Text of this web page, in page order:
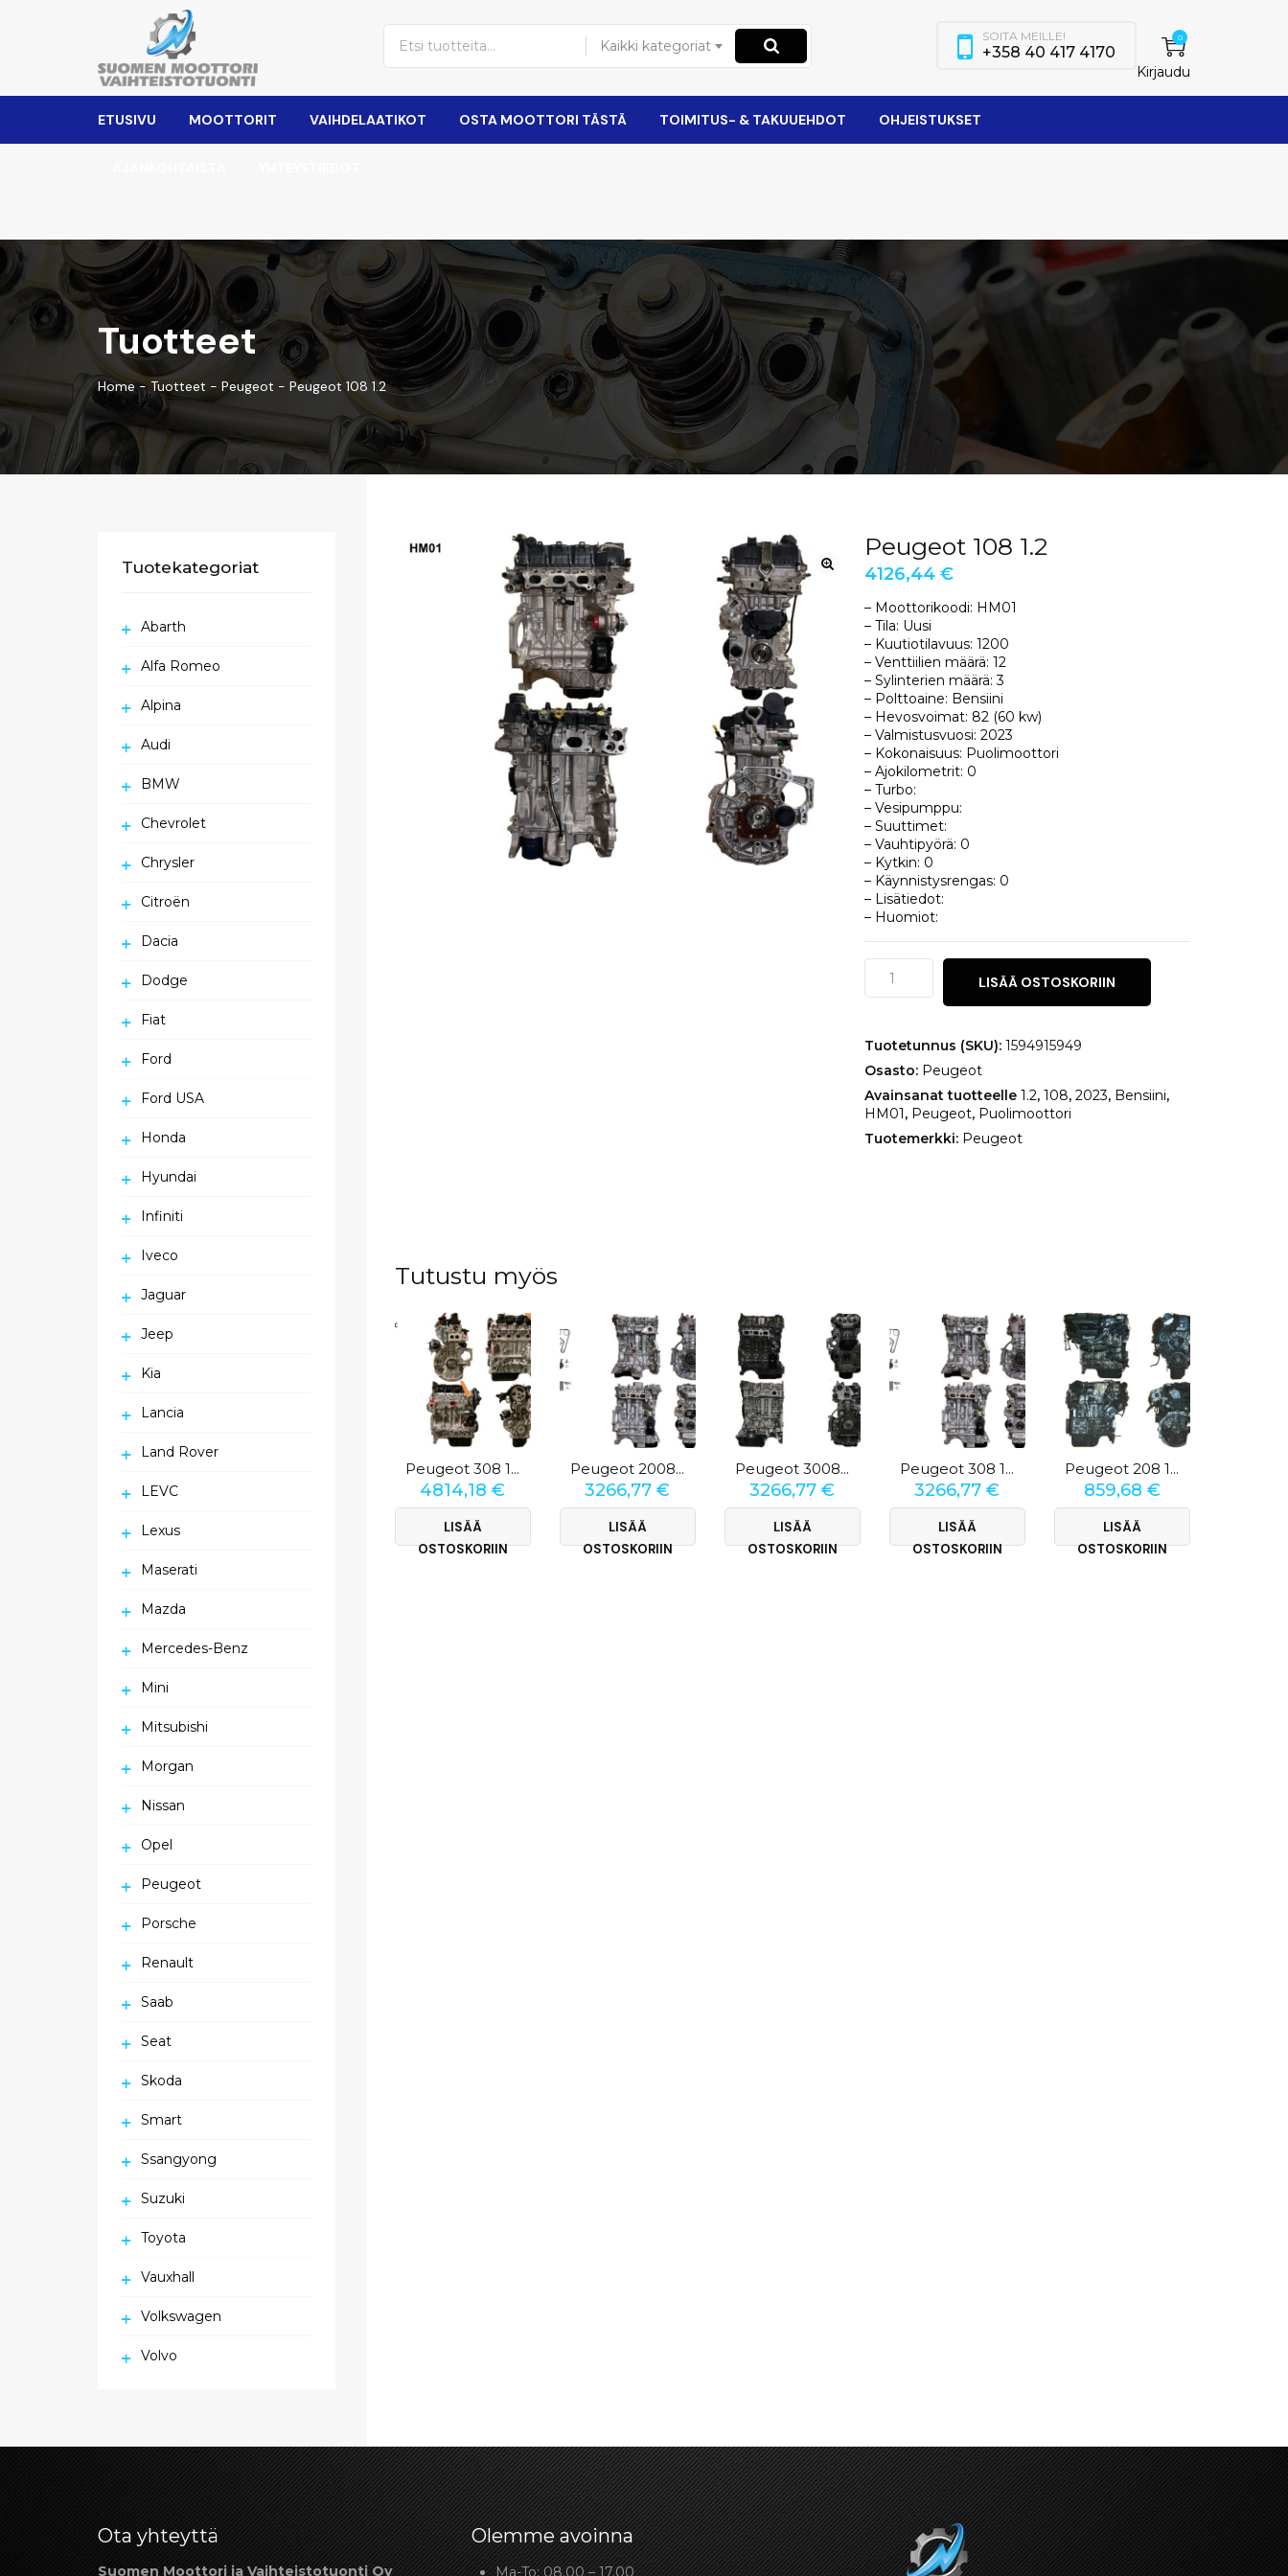
Kaikki kategoriat 0
Kirjaudu
SOITA MEILLE!
+358 40 417 4170
ETUSIVU MOOTTORIT VAIHDELAATIKOT OSTA MOOTTORI TÄSTÄ TOIMITUS- & TAKUUEHDOT OHJEISTUKSET
Tuotteet
Home-Tuotteet - Peugeot - Peugeot 108 1.2
Peugeot 108 1.2
4126,44 €
– Moottorikoodi: HM01
– Tila: Uusi
– Kuutiotilavuus: 1200
– Venttiilien määrä: 12
– Sylinterien määrä: 3
– Polttoaine: Bensiini
– Hevosvoimat: 82 (60 kw)
– Valmistusvuosi: 2023
– Kokonaisuus: Puolimoottori
– Ajokilometrit: 0
– Turbo:
– Vesipumppu:
– Suuttimet:
– Vauhtipyörä: 0
– Kytkin: 0
– Käynnistysrengas: 0
– Lisätiedot:
– Huomiot:
Peugeot
1.2
LISÄÄ OSTOSKORIIN
Tuotetunnus (SKU): 1594915949
Osasto: Peugeot
Avainsanat tuotteelle 1.2, 108, 2023, Bensiini,
HM01, Peugeot, Puolimoottori
Tuotemerkki: Peugeot
Tutustu myös
Peugeot 308 1.5 BlueHDi
4814,18€
LISÄÄ
OSTOSKORIIN
Peugeot 2008 1.2 PureTech 130
3266,77€
LISÄÄ
OSTOSKORIIN
Peugeot 3008 1.2 THP
3266,77€
LISÄÄ
OSTOSKORIIN
Peugeot 308 1.2 PureTech 130
3266,77€
LISÄÄ
OSTOSKORIIN
Peugeot 208 1.4 HDi
859,68 €
LISÄÄ
OSTOSKORIIN
Tuotekategoriat
Abarth
Alfa Romeo
Alpina
Audi
BMW
Chevrolet
Chrysler
Citroën
Dacia
Dodge
Fiat
Ford
Ford USA
Honda
Hyundai
Infiniti
Iveco
Jaguar
Jeep
Kia
Lancia
Land Rover
LEVC
Lexus
Maserati
Mazda
Mercedes-Benz
Mini
Mitsubishi
Morgan
Nissan
Opel
Peugeot
Porsche
Renault
Saab
Seat
Skoda
Smart
Ssangyong
Suzuki
Toyota
Vauxhall
Volkswagen
Volvo
Ota yhteyttä
Suomen Moottori ja Vaihteistotuonti Oy
Olemme avoinna
Ma-To: 08.00 – 17.00